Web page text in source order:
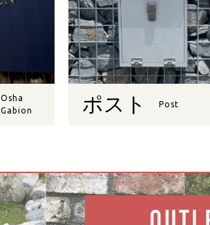
Osha
Gabion
ポスト Post